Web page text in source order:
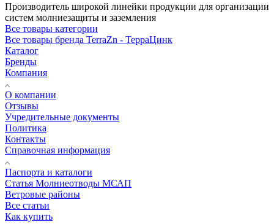
Производитель широкой линейки продукции для организации
систем молниезащиты и заземления
Все товары категории
Все товары бренда TerraZn - ТерраЦинк
Каталог
Бренды
Компания
О компании
Отзывы
Учредительные документы
Политика
Контакты
Справочная информация
Паспорта и каталоги
Статья Молниеотводы МСАП
Ветровые районы
Все статьи
Как купить